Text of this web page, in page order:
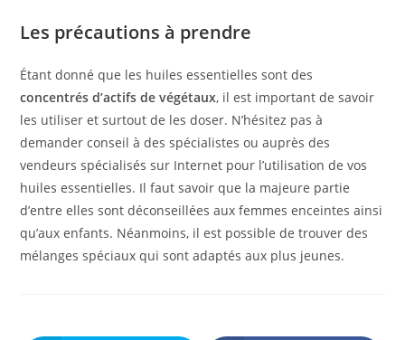
Les précautions à prendre
Étant donné que les huiles essentielles sont des
concentrés d’actifs de végétaux, il est important de savoir
les utiliser et surtout de les doser. N’hésitez pas à
demander conseil à des spécialistes ou auprès des
vendeurs spécialisés sur Internet pour l’utilisation de vos
huiles essentielles. Il faut savoir que la majeure partie
d’entre elles sont déconseillées aux femmes enceintes ainsi
qu’aux enfants. Néanmoins, il est possible de trouver des
mélanges spéciaux qui sont adaptés aux plus jeunes.